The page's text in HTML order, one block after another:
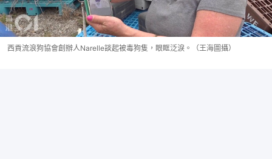
西貢流浪狗協會創辦人Narelle談起被毒狗隻，眼眶泛淚。（王海圖攝）